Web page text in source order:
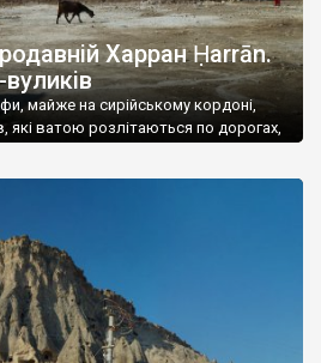
Харран Ḥarrān.
майже на сирійському кордоні,
які ватою розлітаються по дорогах,
із […]